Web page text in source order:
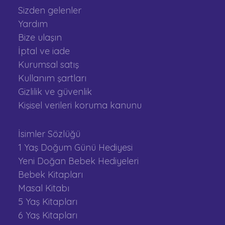
Sizden gelenler
Yardım
Bize ulaşın
İptal ve iade
Kurumsal satış
Kullanım şartları
Gizlilik ve güvenlik
Kişisel verileri koruma kanunu
İsimler Sözlüğü
1 Yaş Doğum Günü Hediyesi
Yeni Doğan Bebek Hediyeleri
Bebek Kitapları
Masal Kitabı
5 Yaş Kitapları
6 Yaş Kitapları